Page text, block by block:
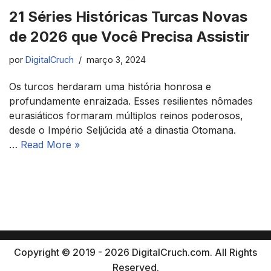
21 Séries Históricas Turcas Novas
de 2026 que Você Precisa Assistir
por DigitalCruch março 3, 2024
Os turcos herdaram uma história honrosa e
profundamente enraizada. Esses resilientes nômades
eurasiáticos formaram múltiplos reinos poderosos,
desde o Império Seljúcida até a dinastia Otomana.
… Read More »
Copyright © 2019 - 2026 DigitalCruch.com. All Rights
Reserved.